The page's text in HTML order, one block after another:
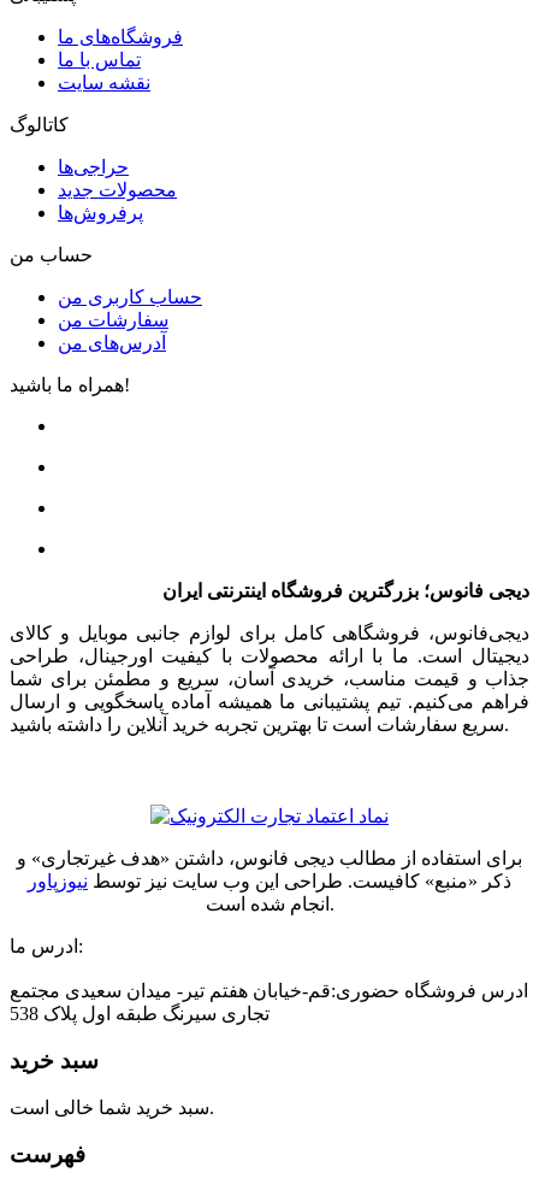
فروشگاه‌های ما
تماس با ما
نقشه سایت
کاتالوگ
حراجی‌ها
محصولات جدید
پرفروش‌ها
حساب من
حساب کاربری من
سفارشات من
آدرس‌های من
همراه ما باشید!
دیجی فانوس؛ بزرگترین فروشگاه اینترنتی ایران
دیجی‌فانوس، فروشگاهی کامل برای لوازم جانبی موبایل و کالای
دیجیتال است. ما با ارائه محصولات با کیفیت اورجینال، طراحی
جذاب و قیمت مناسب، خریدی آسان، سریع و مطمئن برای شما
فراهم می‌کنیم. تیم پشتیبانی ما همیشه آماده پاسخگویی و ارسال
سریع سفارشات است تا بهترین تجربه خرید آنلاین را داشته باشید.
برای استفاده از مطالب دیجی فانوس، داشتن «هدف غیرتجاری» و
ذکر «منبع» کافیست. طراحی این وب سایت نیز توسط نیوزپاور
انجام شده است.
ادرس ما:
ادرس فروشگاه حضوری:قم-خیابان هفتم تیر- میدان سعیدی مجتمع
تجاری سیرنگ طبقه اول پلاک 538
سبد خرید
سبد خرید شما خالی است.
فهرست